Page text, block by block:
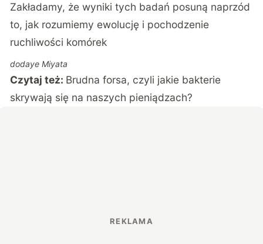
Zakładamy, że wyniki tych badań posuną naprzód
to, jak rozumiemy ewolucję i pochodzenie
ruchliwości komórek
dodaye Miyata
Czytaj też: Brudna forsa, czyli jakie bakterie
skrywają się na naszych pieniądzach?